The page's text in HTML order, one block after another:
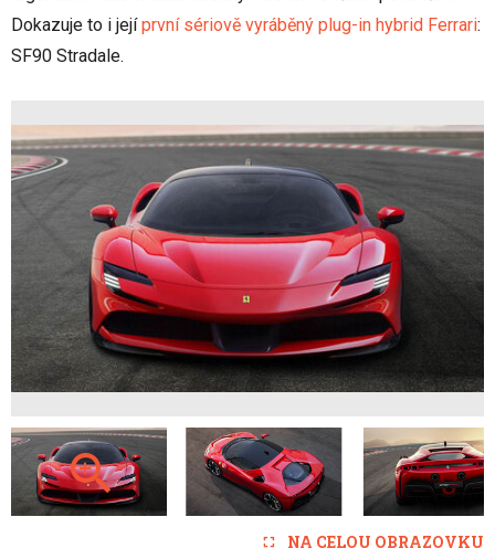
Dokazuje to i jejíprvní sériově vyráběný plug-in hybrid Ferrari:
SF90 Stradale.
NA CELOU OBRAZOVKU